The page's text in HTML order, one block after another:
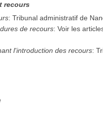
recours
:Tribunal administratif de
de recours:Voir les
l'introduction des recours: